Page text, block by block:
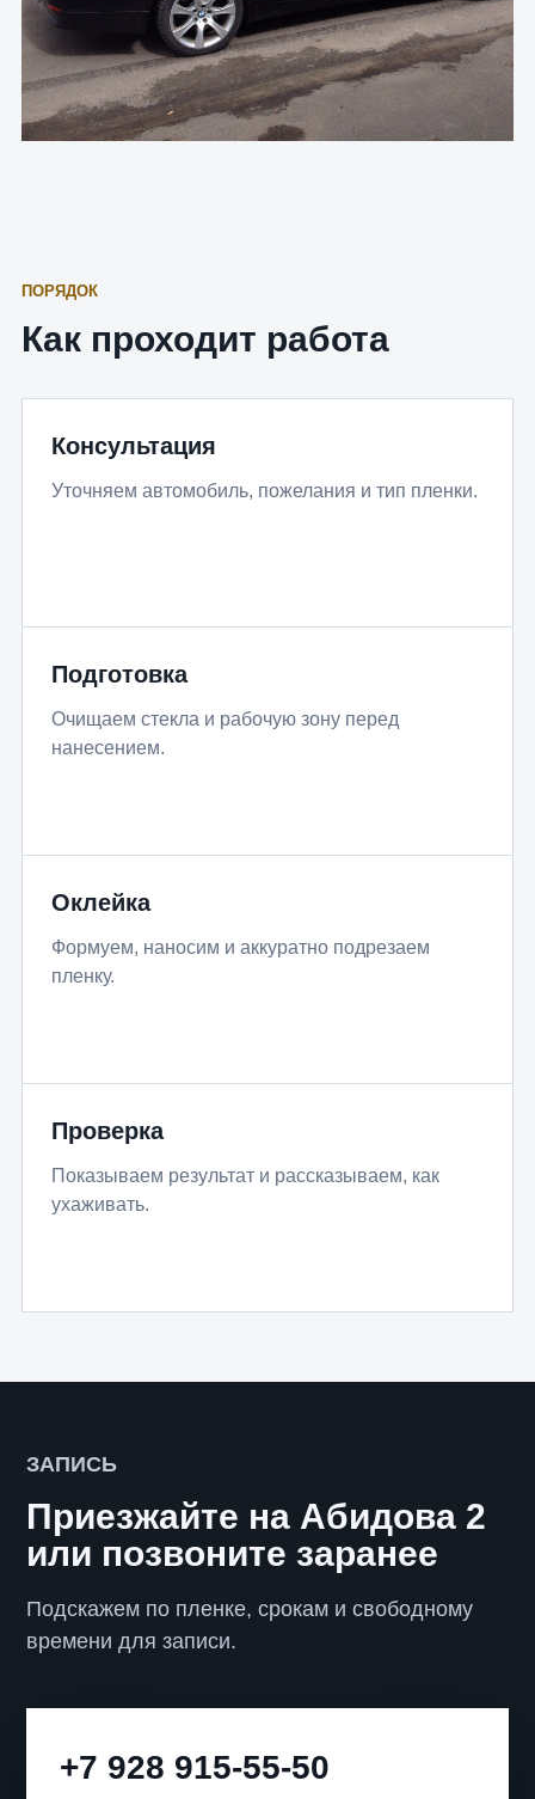
ПОРЯДОК
Как проходит работа
Консультация
Уточняем автомобиль, пожелания и тип пленки.
Подготовка
Очищаем стекла и рабочую зону перед
нанесением.
Оклейка
Формуем, наносим и аккуратно подрезаем
пленку.
Проверка
Показываем результат и рассказываем, как
ухаживать.
ЗАПИСЬ
Приезжайте на Абидова 2
или позвоните заранее
Подскажем по пленке, срокам и свободному
времени для записи.
+7 928 915-55-50